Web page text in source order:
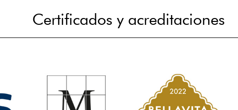
Certificados y acreditaciones